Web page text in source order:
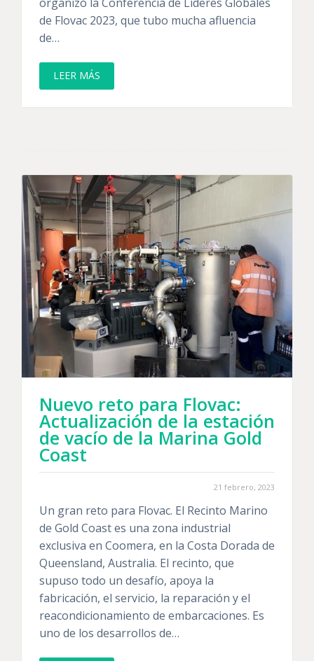
de Flovac 2023, que tubo mucha afluencia
de…
LEER MÁS
Nuevo reto para Flovac:
Actualización de la estación
de vacío de la Marina Gold
Coast
21 febrero, 2023
Un gran reto para Flovac. El Recinto Marino
de Gold Coast es una zona industrial
exclusiva en Coomera, en la Costa Dorada de
Queensland, Australia. El recinto, que
supuso todo un desafío, apoya la
fabricación, el servicio, la reparación y el
reacondicionamiento de embarcaciones. Es
uno de los desarrollos de…